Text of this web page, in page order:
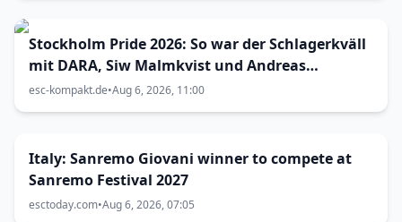
Stockholm Pride 2026: So war der Schlagerkväll
mit DARA, Siw Malmkvist und Andreas
Lundstedt
esc-kompakt.de•Aug 6, 2026, 11:00
Italy: Sanremo Giovani winner to compete at
Sanremo Festival 2027
esctoday.com•Aug 6, 2026, 07:05